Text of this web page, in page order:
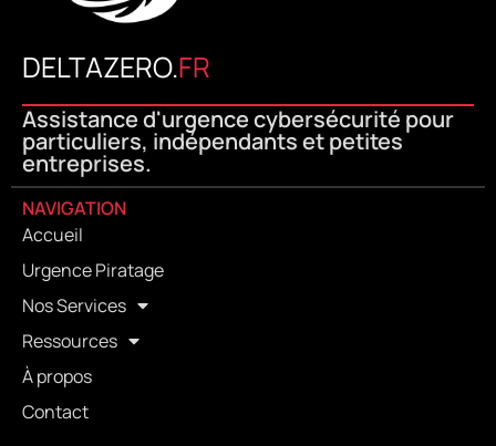
DELTAZERO.FR
Assistance d'urgence cybersécurité pour
particuliers, indépendants et petites
entreprises.
NAVIGATION
Accueil
Urgence Piratage
Nos Services
Ressources
À propos
Contact